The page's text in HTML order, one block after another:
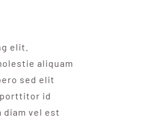
elit.
aliquam
sed elit
id
diam vel est